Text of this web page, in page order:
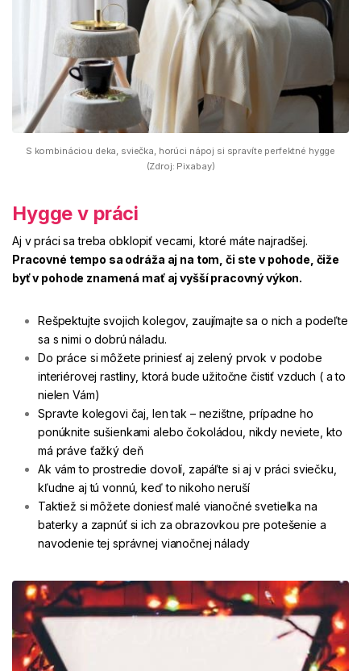
S kombináciou deka, sviečka, horúci nápoj si spravíte perfektné hygge
(Zdroj: Pixabay)
Hygge v práci
Aj v práci sa treba obklopiť vecami, ktoré máte najradšej.
Pracovné tempo sa odráža aj na tom, či ste v pohode, čiže
byť v pohode znamená mať aj vyšší pracovný výkon.
Rešpektujte svojich kolegov, zaujímajte sa o nich a podeľte
sa s nimi o dobrú náladu.
Do práce si môžete priniesť aj zelený prvok v podobe
interiérovej rastliny, ktorá bude užitočne čistiť vzduch ( a to
nielen Vám)
Spravte kolegovi čaj, len tak – nezištne, prípadne ho
ponúknite sušienkami alebo čokoládou, nikdy neviete, kto
má práve ťažký deň
Ak vám to prostredie dovolí, zapáľte si aj v práci sviečku,
kľudne aj tú vonnú, keď to nikoho neruší
Taktiež si môžete doniesť malé vianočné svetielka na
baterky a zapnúť si ich za obrazovkou pre potešenie a
navodenie tej správnej vianočnej nálady